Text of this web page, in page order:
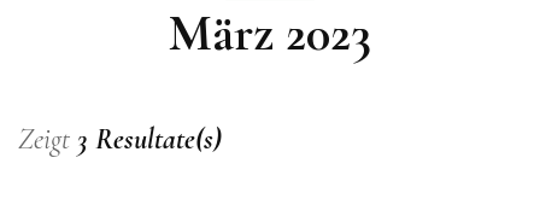
März 2023
Zeigt 3 Resultate(s)